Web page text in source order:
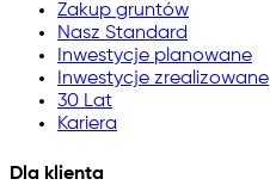
Zakup gruntów
Nasz Standard
Inwestycje planowane
Inwestycje zrealizowane
30 Lat
Kariera
Dla klienta